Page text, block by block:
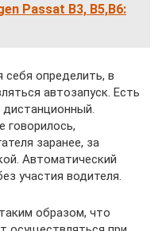
Passat B3, B5,B6:
себя определить, в
автозапуск. Есть
говорилось,
заранее, за
Автоматический
участия водителя.
образом, что